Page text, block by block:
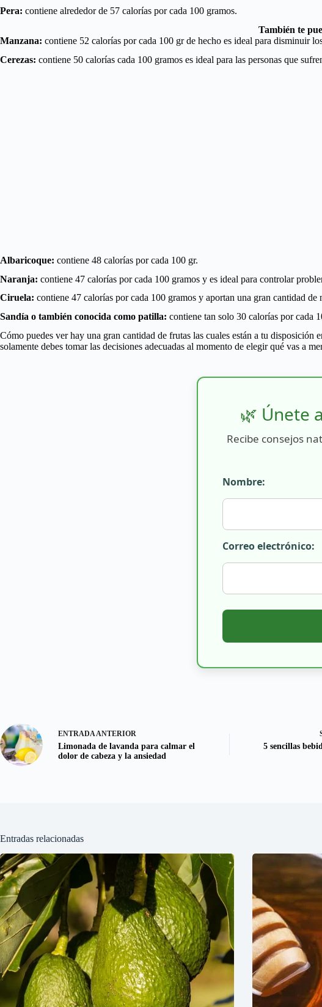
Pera: contiene alrededor de 57 calorías por cada 100 gramos.
También te
Manzana: contiene 52 calorías por cada 100 gr de hecho es ideal para disminuir
Cerezas: contiene 50 calorías cada 100 gramos es ideal para las personas que
Albaricoque: contiene 48 calorías por cada 100 gr.
Naranja: contiene 47 calorías por cada 100 gramos y es ideal para controlar
Ciruela: contiene 47 calorías por cada 100 gramos y aportan una gran cantidad de
Sandía o también conocida como patilla: contiene tan solo 30 calorías por cada
Cómo puedes ver hay una gran cantidad de frutas las cuales están a tu
solamente debes tomar las decisiones adecuadas al momento de elegir qué vas a
🌿 Únete
Recibe consejos
Nombre:
Correo electrónico:
ENTRADAANTERIOR
Limonada de lavanda para calmar el
dolor de cabeza y la ansiedad
5 sencillas
Entradas relacionadas